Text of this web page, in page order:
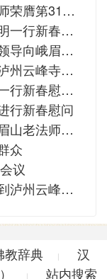
四川泸州云峰寺隆重举行智果法师荣膺第31代方丈庆典法会
乐山市委常委、常务副市长罗佳明一行新春慰问峨眉山佛协
峨眉山—乐山大佛风景区管委会领导向峨眉山佛协送上新春慰问
宜宾、泸州等地的退休老领导到泸州云峰寺参观视察
乐山市委常委、宣传部长罗佳明一行新春慰问峨眉山佛协
行新春慰问
乐山市宗教局、乐山市佛协向峨眉山老法师致以新春的问候
众
议
泸州市消防队、文管所相关领导到泸州云峰寺检查工作
教辞典 |
汉
| 站内搜索